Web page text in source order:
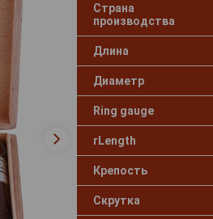
Страна
производства
Длина
Диаметр
Ring gauge
rLength
Крепость
Скрутка